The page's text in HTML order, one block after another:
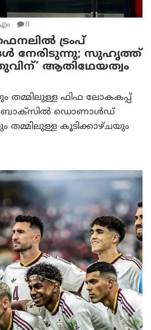
0
ട്രംപ്
നേരിടുന്നു; സുഹൃത്ത്
ആതിഥേയത്വം
തമ്മിലുള്ള ഫിഫ ലോകകപ്പ്
ബോക്സിൽ ഡൊണാൾഡ്
തമ്മിലുള്ള കൂടിക്കാഴ്ചയും